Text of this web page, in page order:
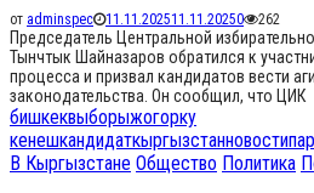
от adminspec 11.11.202511.11.20250 262
Председатель Центральной
Тынчтык Шайназаров обратился к
процесса и призвал кандидатов вести
законодательства. Он сообщил, что ЦИК
бишкеквыборыжогорку
кенешкандидаткыргызстанновости
В Кыргызстане Общество Политика